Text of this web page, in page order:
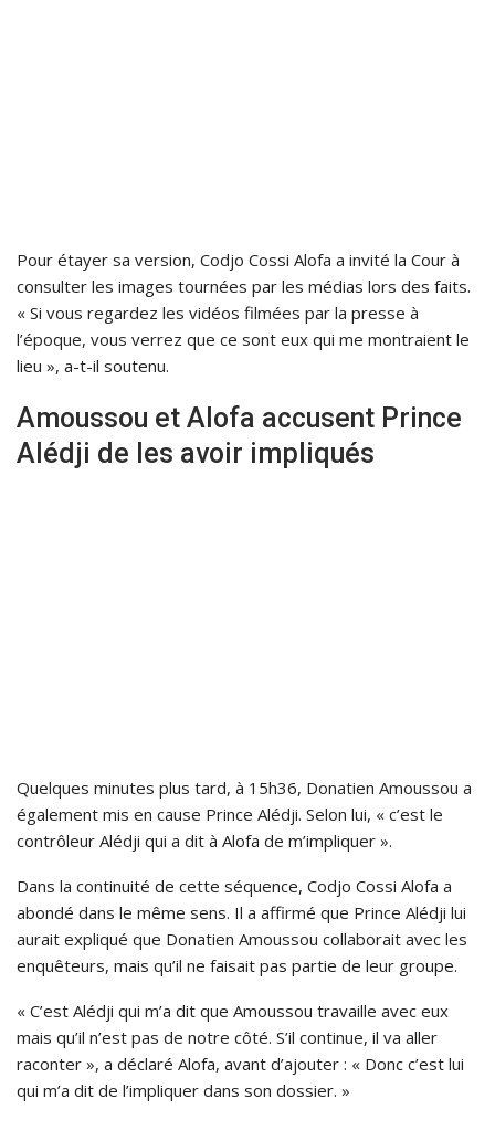
Pour étayer sa version, Codjo Cossi Alofa a invité la Cour à
consulter les images tournées par les médias lors des faits.
« Si vous regardez les vidéos filmées par la presse à
l’époque, vous verrez que ce sont eux qui me montraient le
lieu », a-t-il soutenu.
Amoussou et Alofa accusent Prince
Alédji de les avoir impliqués
Quelques minutes plus tard, à 15h36, Donatien Amoussou a
également mis en cause Prince Alédji. Selon lui, « c’est le
contrôleur Alédji qui a dit à Alofa de m’impliquer ».
Dans la continuité de cette séquence, Codjo Cossi Alofa a
abondé dans le même sens. Il a affirmé que Prince Alédji lui
aurait expliqué que Donatien Amoussou collaborait avec les
enquêteurs, mais qu’il ne faisait pas partie de leur groupe.
« C’est Alédji qui m’a dit que Amoussou travaille avec eux
mais qu’il n’est pas de notre côté. S’il continue, il va aller
raconter », a déclaré Alofa, avant d’ajouter : « Donc c’est lui
qui m’a dit de l’impliquer dans son dossier. »